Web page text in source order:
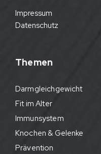
Impressum
Datenschutz
Themen
Darmgleichgewicht
Fit im Alter
Immunsystem
Knochen & Gelenke
Prävention